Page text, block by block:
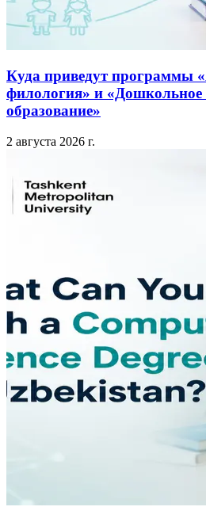
Куда приведут программы
филология» и «Дошкольное
образование»
2 августа 2026 г.